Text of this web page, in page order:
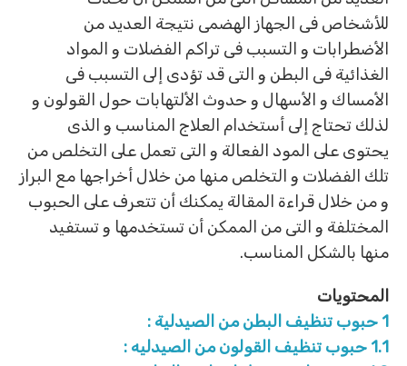
للأشخاص فى الجهاز الهضمى نتيجة العديد من
الأضطرابات و التسبب فى تراكم الفضلات و المواد
الغذائية فى البطن و التى قد تؤدى إلى التسبب فى
الأمساك و الأسهال و حدوث الألتهابات حول القولون و
لذلك تحتاج إلى أستخدام العلاج المناسب و الذى
يحتوى على المود الفعالة و التى تعمل على التخلص من
تلك الفضلات و التخلص منها من خلال أخراجها مع البراز
و من خلال قراءة المقالة يمكنك أن تتعرف على الحبوب
المختلفة و التى من الممكن أن تستخدمها و تستفيد
منها بالشكل المناسب.
المحتويات
1 حبوب تنظيف البطن من الصيدلية :
1.1 حبوب تنظيف القولون من الصيدليه :